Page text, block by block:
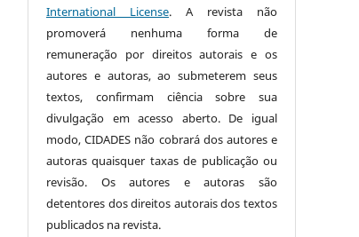
International License. A revista não
promoverá nenhuma forma de
remuneração por direitos autorais e os
autores e autoras, ao submeterem seus
textos, confirmam ciência sobre sua
divulgação em acesso aberto. De igual
modo, CIDADES não cobrará dos autores e
autoras quaisquer taxas de publicação ou
revisão. Os autores e autoras são
detentores dos direitos autorais dos textos
publicados na revista.